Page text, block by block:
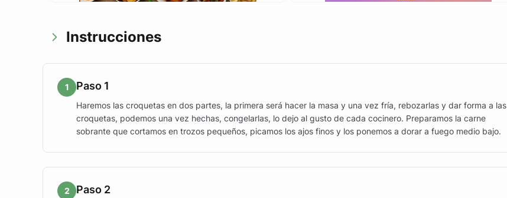
Instrucciones
1 Paso 1
Haremos las croquetas en dos partes, la primera será hacer la masa y una vez fría, rebozarlas y dar forma a las
croquetas, podemos una vez hechas, congelarlas, lo dejo al gusto de cada cocinero. Preparamos la carne
sobrante que cortamos en trozos pequeños, picamos los ajos finos y los ponemos a dorar a fuego medio bajo.
2 Paso 2